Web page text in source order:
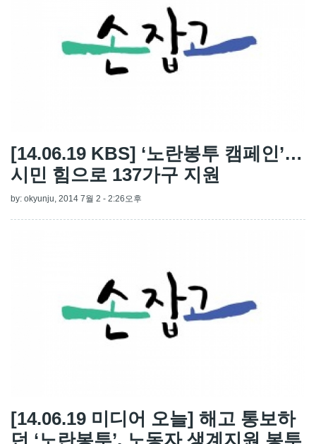
[14.06.19 KBS] ‘노란봉투 캠페인’…
시민 힘으로 137가구 지원
by: okyunju, 2014 7월 2 - 2:26오후
[14.06.19 미디어 오늘] 해고 통보하
던 ‘노란봉투’, 노동자 생계지원 봉투